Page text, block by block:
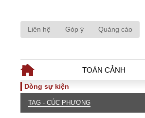
Liên hệ Góp ý Quảng cáo
TOÀN CẢNH
TOÀN CẢNH
Dòng sự kiện
TAG - CÚC PHƯƠNG